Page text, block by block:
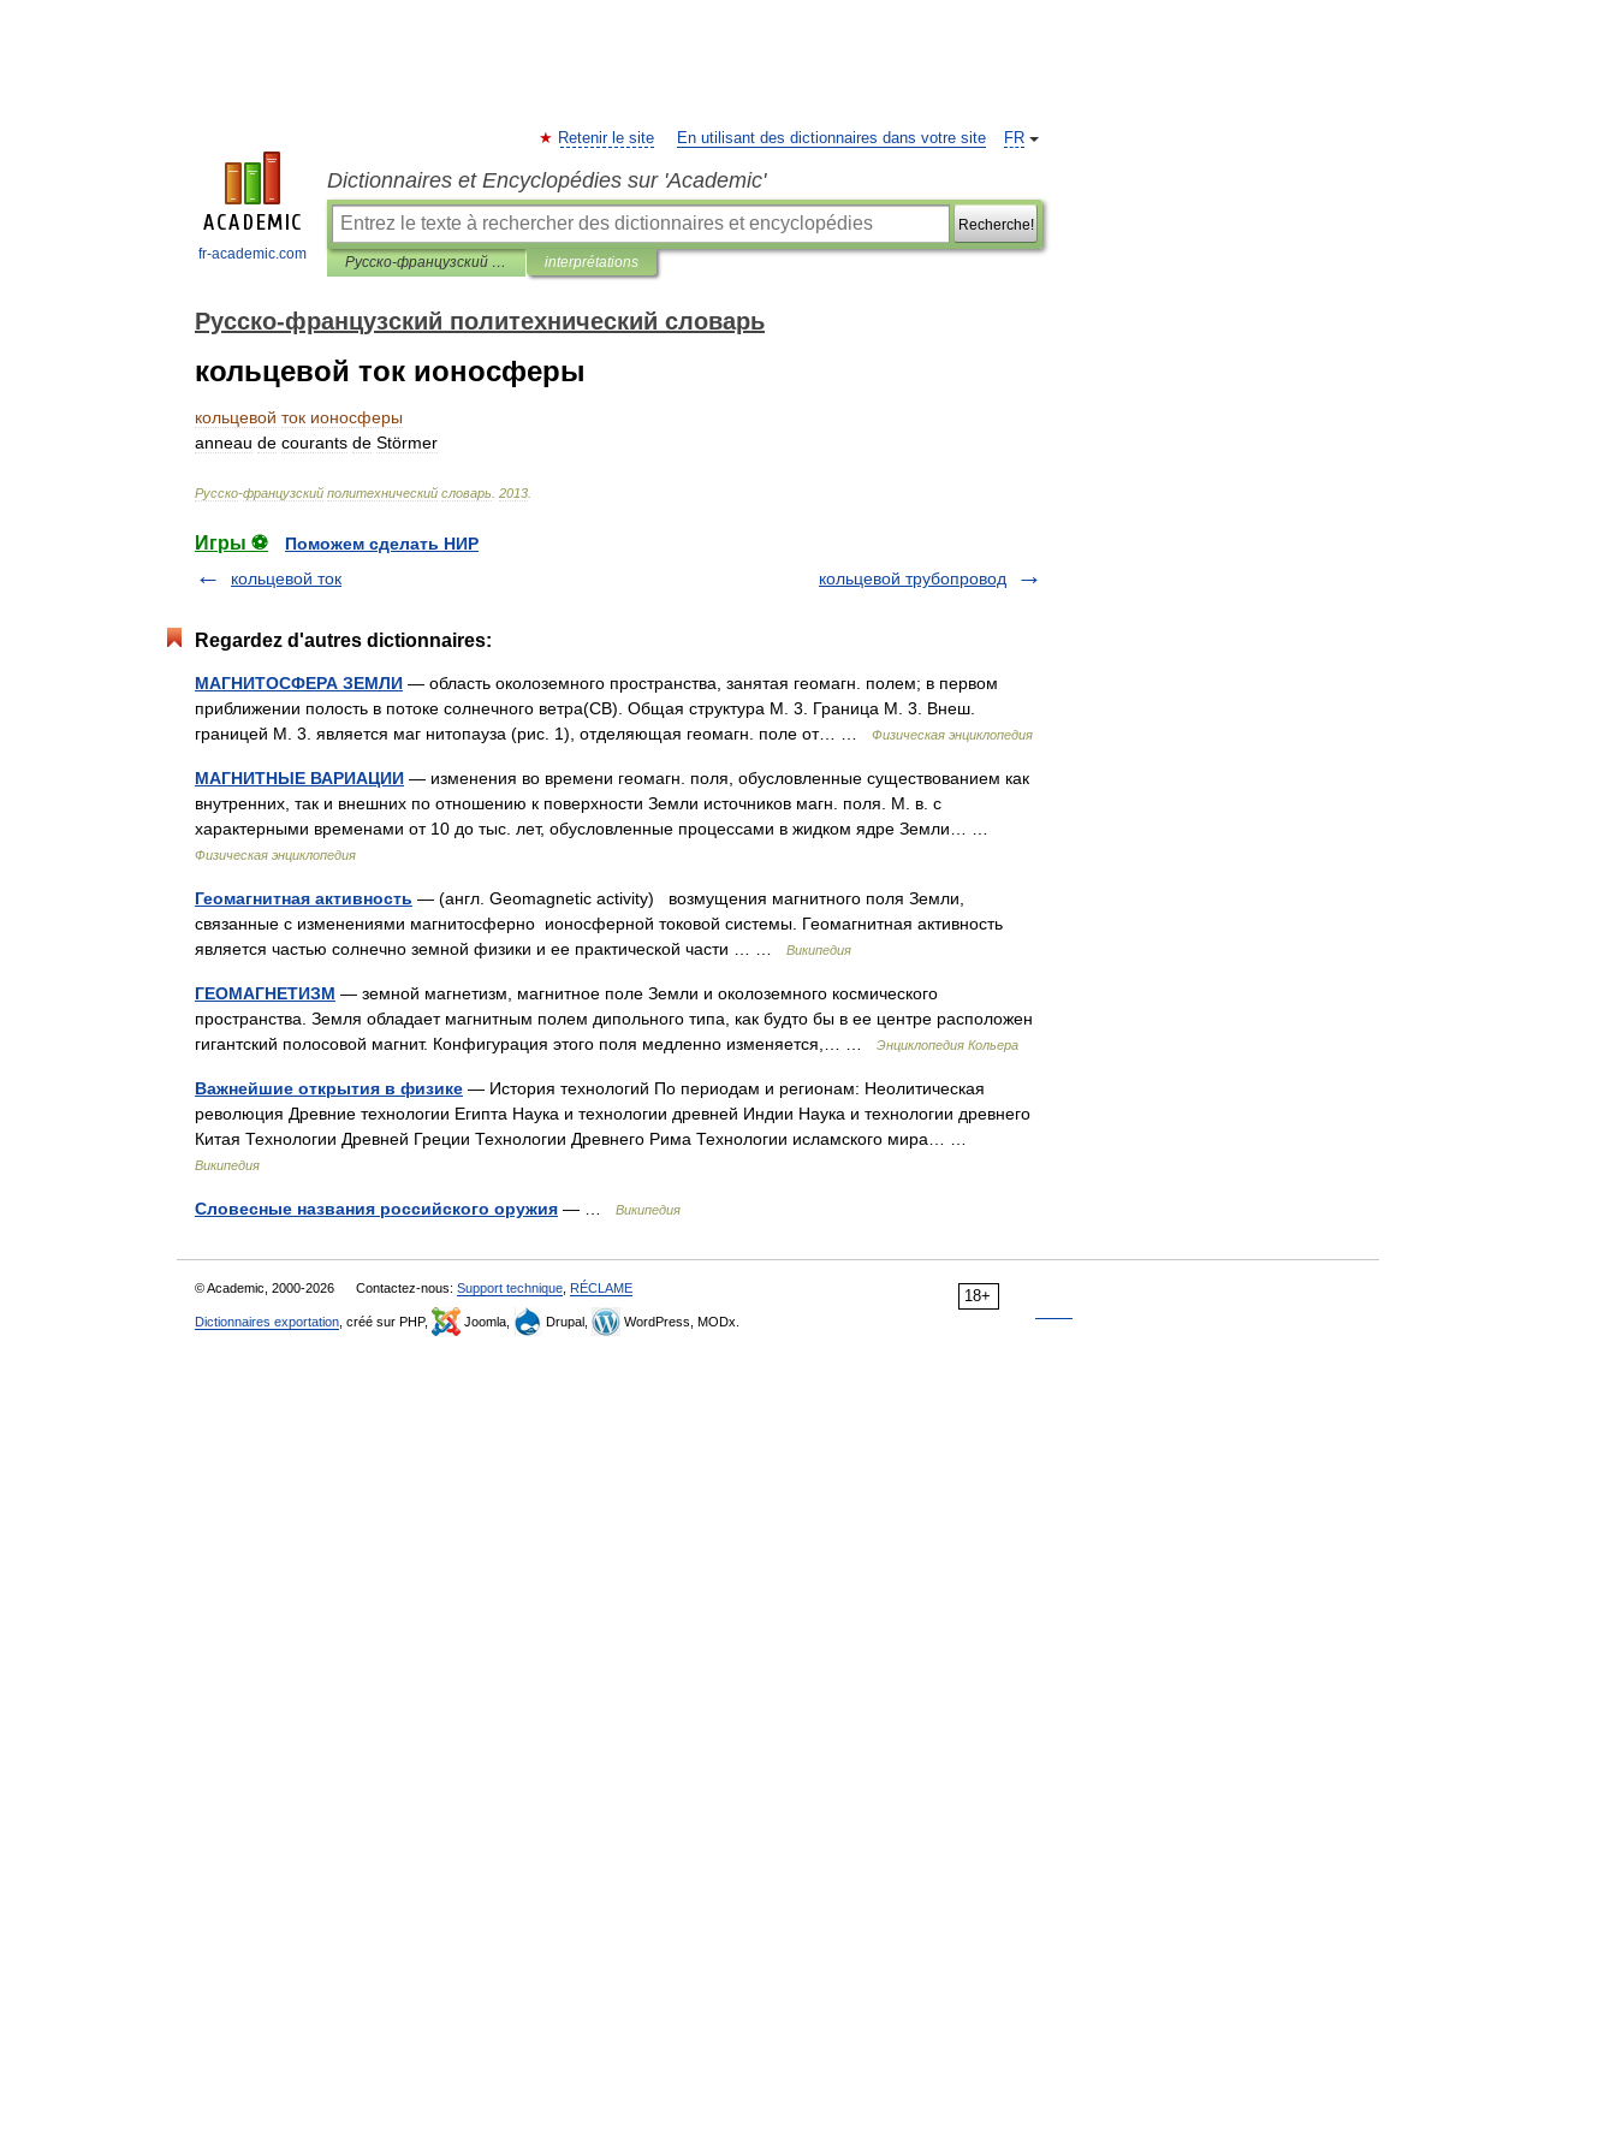
fr-academic.com
FR
Retenir le site En utilisant des dictionnaires dans votre site
Dictionnaires et Encyclopédies sur 'Academic'
Recherche!
Русско-французский политехнический словарь interprétations
Русско-французский политехнический словарь
кольцевой ток ионосферы
кольцевой ток ионосферы
anneau de courants de Störmer
Русско-французский политехнический словарь 2013
Игры ⚽
Поможем сделать НИР
кольцевой ток
кольцевой трубопровод
Regardez d'autres dictionnaires:
МАГНИТОСФЕРА ЗЕМЛИ — область околоземного пространства, занятая геомагн. полем; в первом
приближении полость в потоке солнечного ветра(CB). Общая структура M. 3. Граница M. 3. Внеш.
границей M. 3. является маг нитопауза (рис. 1), отделяющая геомагн. поле от… …
Физическая энциклопедия
МАГНИТНЫЕ ВАРИАЦИИ — изменения во времени геомагн. поля, обусловленные существованием как
внутренних, так и внешних по отношению к поверхности Земли источников магн. поля. М. в. с
характерными временами от 10 до тыс. лет, обусловленные процессами в жидком ядре Земли… …
Физическая энциклопедия
Геомагнитная активность — (англ. Geomagnetic activity) возмущения магнитного поля Земли,
связанные с изменениями магнитосферно ионосферной токовой системы. Геомагнитная активность
является частью солнечно земной физики и ее практической части … …
Википедия
ГЕОМАГНЕТИЗМ — земной магнетизм, магнитное поле Земли и околоземного космического
пространства. Земля обладает магнитным полем дипольного типа, как будто бы в ее центре расположен
гигантский полосовой магнит. Конфигурация этого поля медленно изменяется,… …
Энциклопедия Кольера
Важнейшие открытия в физике — История технологий По периодам и регионам: Неолитическая
революция Древние технологии Египта Наука и технологии древней Индии Наука и технологии древнего
Китая Технологии Древней Греции Технологии Древнего Рима Технологии исламского мира… …
Википедия
Словесные названия российского оружия — … Википедия
18+
© Academic, 2000-2026 Contactez-nous: Support technique RÉCLAME
Dictionnaires exportation , créé sur PHP, Joomla, Drupal, WordPress, MODx.